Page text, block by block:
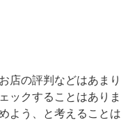
店の評判などはあまり
ックすることはありま
よう、と考えること